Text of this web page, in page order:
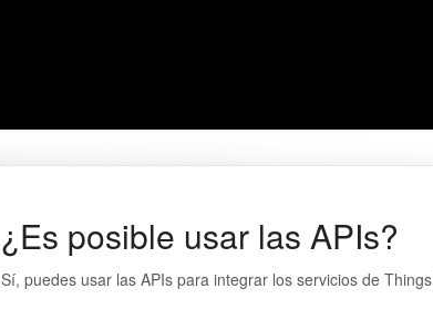
¿Es posible usar las APIs?
Sí, puedes usar las APIs para integrar los servicios de